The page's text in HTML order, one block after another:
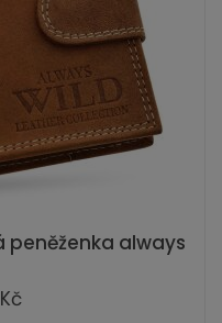
peněženka always